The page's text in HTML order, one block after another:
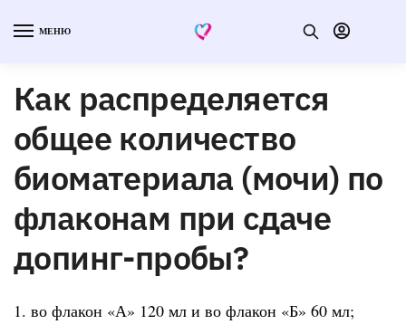
МЕНЮ
Как распределяется
общее количество
биоматериала (мочи) по
флаконам при сдаче
допинг-пробы?
1. во флакон «А» 120 мл и во флакон «Б» 60 мл;